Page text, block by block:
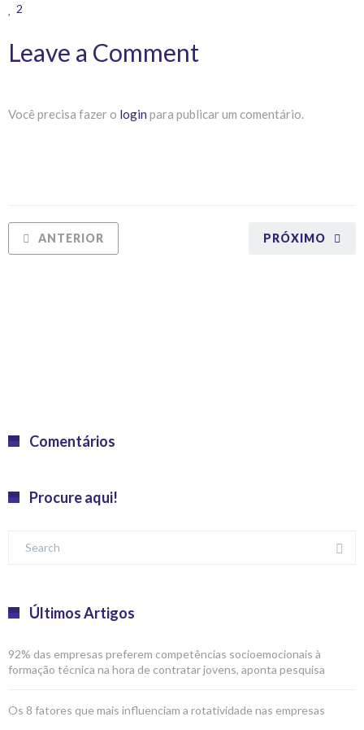
2
Leave a Comment
Você precisa fazer o login para publicar um comentário.
PRÓXIMO
ANTERIOR
Comentários
Procure aqui!
Últimos Artigos
92% das empresas preferem competências socioemocionais à
formação técnica na hora de contratar jovens, aponta pesquisa
Os 8 fatores que mais influenciam a rotatividade nas empresas